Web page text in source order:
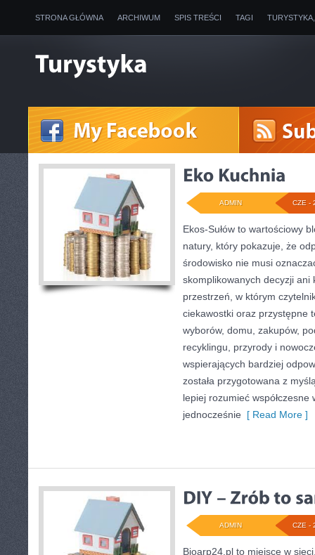
STRONA GŁÓWNA ARCHIWUM SPIS TREŚCI TAGI
CZE -
ADMIN
Ekos-Sułów to wartościowy
natury, który pokazuje, że
środowisko nie musi
skomplikowanych decyzji ani
przestrzeń, w którym
ciekawostki oraz przystępne
wyborów, domu, zakupów,
recyklingu, przyrody i
wspierających bardziej
została przygotowana z
lepiej rozumieć
jednocześnie [ Read More ]
CZE -
ADMIN
Bioarp24.pl to miejsce w